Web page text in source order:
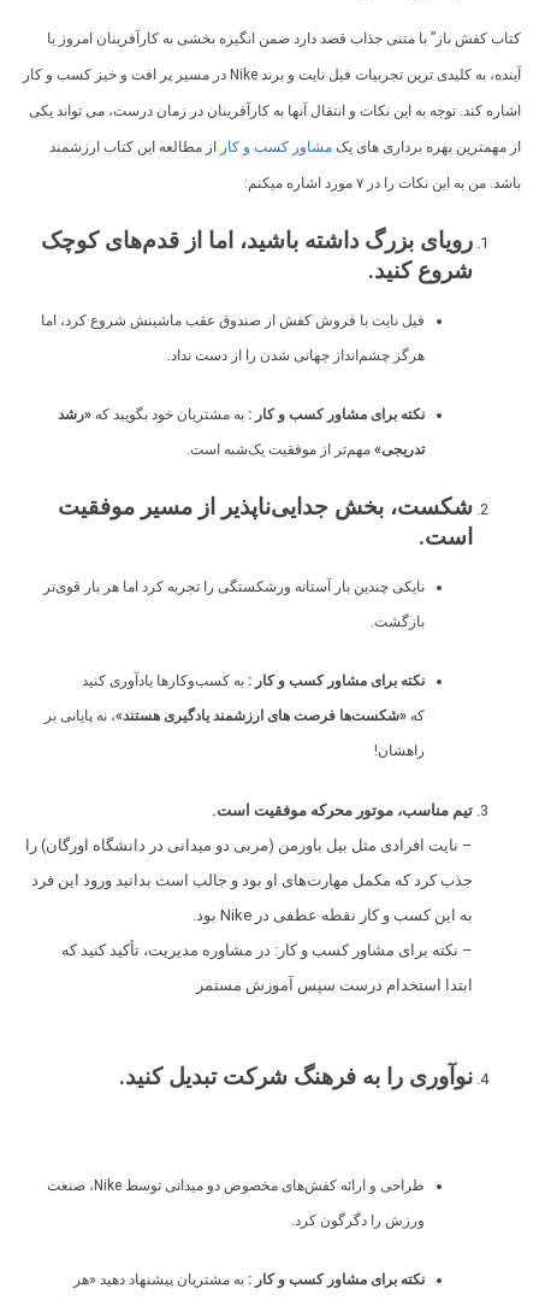
کتاب کفش باز” با متنی جذاب قصد دارد ضمن انگیزه بخشی به کارآفرینان امروز یا
آینده، به کلیدی ترین تجربیات فیل نایت و برند Nike در مسیر پر افت و خیز کسب و کار
اشاره کند. توجه به این نکات و انتقال آنها به کارآفرینان در زمان درست، می تواند یکی
از مهمترین بهره برداری های یک مشاور کسب و کار از مطالعه این کتاب ارزشمند
باشد. من به این نکات را در ۷ مورد اشاره میکنم:
رویای بزرگ داشته باشید، اما از قدم‌های کوچک
شروع کنید.
فیل نایت با فروش کفش از صندوق عقب ماشینش شروع کرد، اما
هرگز چشم‌انداز جهانی شدن را از دست نداد.
نکته برای مشاور کسب و کار : به مشتریان خود بگویید که «رشد
تدریجی» مهم‌تر از موفقیت یک‌شبه است.
شکست، بخش جدایی‌ناپذیر از مسیر موفقیت
است.
نایکی چندین بار آستانه ورشکستگی را تجربه کرد اما هر بار قوی‌تر
بازگشت.
نکته برای مشاور کسب و کار : به کسب‌وکارها یادآوری کنید
که «شکست‌ها فرصت های ارزشمند یادگیری هستند»، نه پایانی بر
راهشان!
تیم مناسب، موتور محرکه موفقیت است.
– نایت افرادی مثل بیل باورمن (مربی دو میدانی در دانشگاه اورگان) را
جذب کرد که مکمل مهارت‌های او بود و جالب است بدانید ورود این فرد
به این کسب و کار نقطه عطفی در Nike بود.
– نکته برای مشاور کسب و کار: در مشاوره مدیریت، تأکید کنید که
ابتدا استخدام درست سپس آموزش مستمر
نوآوری را به فرهنگ شرکت تبدیل کنید.
طراحی و ارائه کفش‌های مخصوص دو میدانی توسط Nike، صنعت
ورزش را دگرگون کرد.
نکته برای مشاور کسب و کار : به مشتریان پیشنهاد دهید «هر